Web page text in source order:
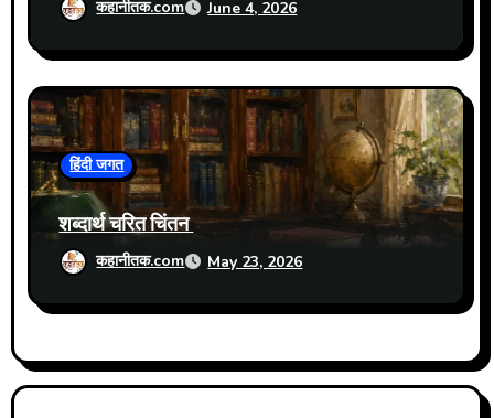
कहानीतक.com June 4, 2026
हिंदी जगत
शब्दार्थ चरित चिंतन
कहानीतक.com May 23, 2026